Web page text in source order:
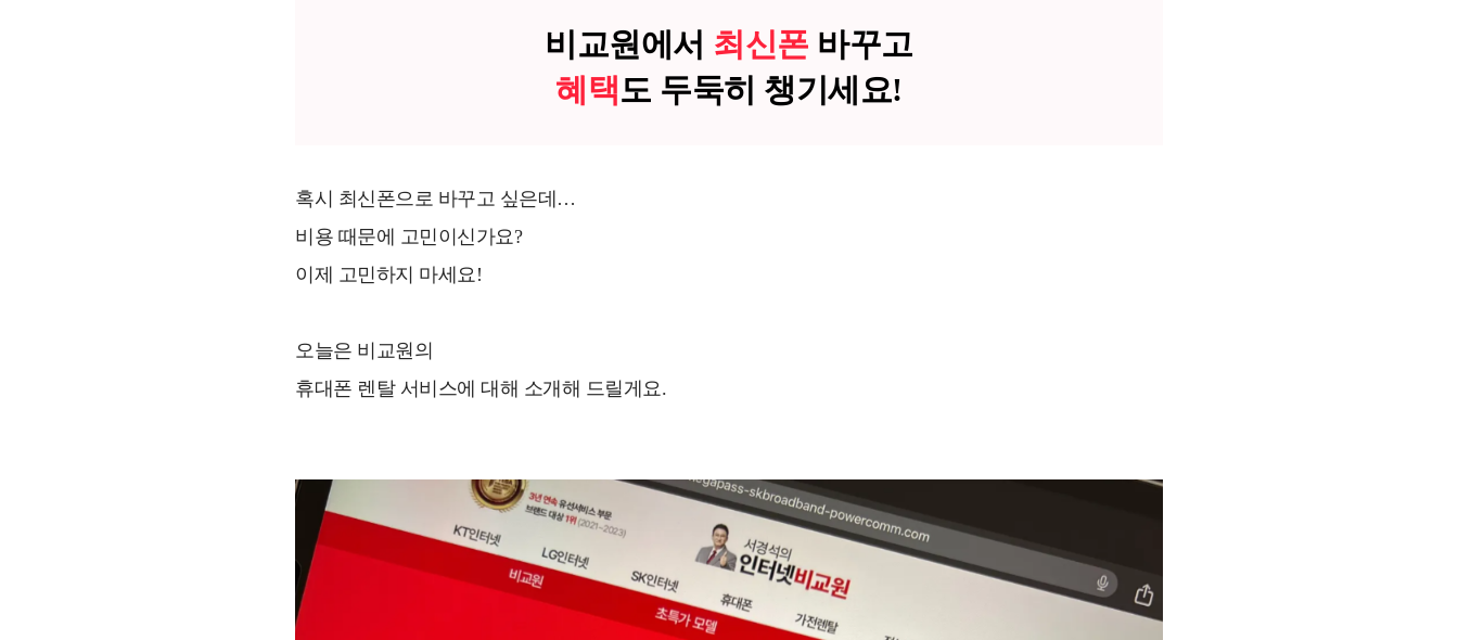
비교원에서 최신폰 바꾸고
혜택도 두둑히 챙기세요!
혹시 최신폰으로 바꾸고 싶은데…
비용 때문에 고민이신가요?
이제 고민하지 마세요!
오늘은 비교원의
휴대폰 렌탈 서비스에 대해 소개해 드릴게요.